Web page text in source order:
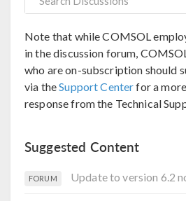
Note that while COMSOL
in the discussion forum,
who are on-subscription should
via theSupport Centerfor a
response from the Technical
Suggested Content
FORUM Update to version 6.2